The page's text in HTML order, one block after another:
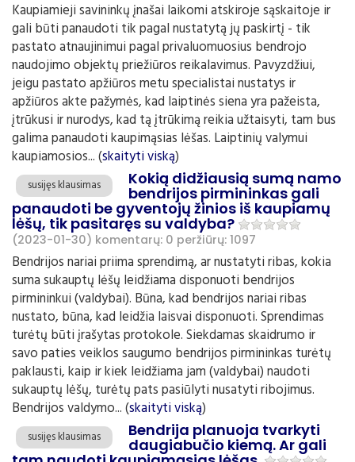
Kaupiamieji savininkų įnašai laikomi atskiroje sąskaitoje ir
gali būti panaudoti tik pagal nustatytą jų paskirtį - tik
pastato atnaujinimui pagal privaluomuosius bendrojo
naudojimo objektų priežiūros reikalavimus. Pavyzdžiui,
jeigu pastato apžiūros metu specialistai nustatys ir
apžiūros akte pažymės, kad laiptinės siena yra pažeista,
įtrūkusi ir nurodys, kad tą įtrūkimą reikia užtaisyti, tam bus
galima panaudoti kaupimąsias lėšas. Laiptinių valymui
kaupiamosios... (skaityti viską)
susijęs klausimas Kokią didžiausią sumą namo
bendrijos pirmininkas gali
panaudoti be gyventojų žinios iš kaupiamų
lėšų, tik pasitaręs su valdyba?
(2023-01-30) komentarų: 0 peržiūrų: 1097
Bendrijos nariai priima sprendimą, ar nustatyti ribas, kokia
suma sukauptų lėšų leidžiama disponuoti bendrijos
pirmininkui (valdybai). Būna, kad bendrijos nariai ribas
nustato, būna, kad leidžia laisvai disponuoti. Sprendimas
turėtų būti įrašytas protokole. Siekdamas skaidrumo ir
savo paties veiklos saugumo bendrijos pirmininkas turėtų
paklausti, kaip ir kiek leidžiama jam (valdybai) naudoti
sukauptų lėšų, turėtų pats pasiūlyti nusatyti ribojimus.
Bendrijos valdymo... (skaityti viską)
susijęs klausimas Bendrija planuoja tvarkyti
daugiabučio kiemą. Ar gali